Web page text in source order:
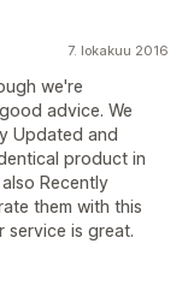
7. lokakuu 2016
we're
advice. We
Updated and
product in
Recently
them with this
service is great.